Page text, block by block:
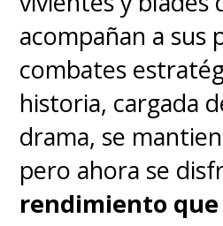
alguno de los más
que no rindan
gráficos,pero en
configuración
predeterminada
sin problema .
acompañan a sus
combates
historia, cargada
drama, se
pero ahora se
rendimiento